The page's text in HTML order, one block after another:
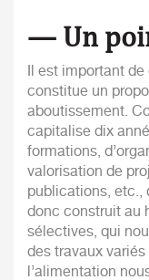
— Un
Il est important
constitue un
aboutissement.
capitalise dix
formations,
valorisation de
publications, etc.,
donc construit au
sélectives, qui
des travaux
l’alimentation